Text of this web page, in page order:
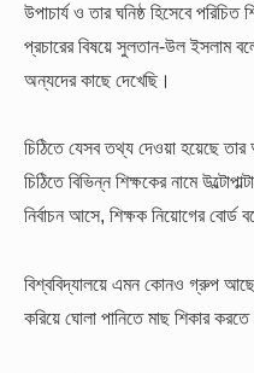
উপাচার্য ও তার ঘনিষ্ঠ হিসেবে
প্রচারের বিষয়ে সুলতান-উল ইসলাম
অন্যদের কাছে দেখেছি।
চিঠিতে যেসব তথ্য দেওয়া হয়েছে
চিঠিতে বিভিন্ন শিক্ষকের নামে
নির্বাচন আসে, শিক্ষক নিয়োগের বোর্ড
বিশ্ববিদ্যালয়ে এমন কোনও গ্রুপ
করিয়ে ঘোলা পানিতে মাছ শিকার করতে